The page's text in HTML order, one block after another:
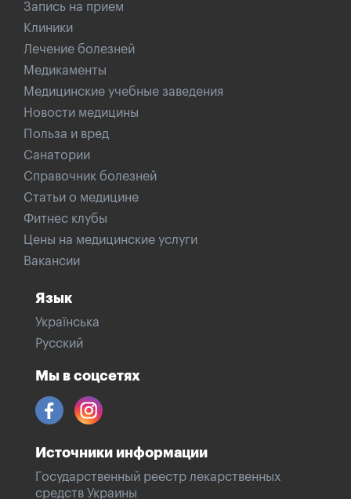
Запись на прием
Клиники
Лечение болезней
Медикаменты
Медицинские учебные заведения
Новости медицины
Польза и вред
Санатории
Справочник болезней
Статьи о медицине
Фитнес клубы
Цены на медицинские услуги
Вакансии
Язык
Українська
Русский
Мы в соцсетях
Источники информации
Государственный реестр лекарственных
средств Украины